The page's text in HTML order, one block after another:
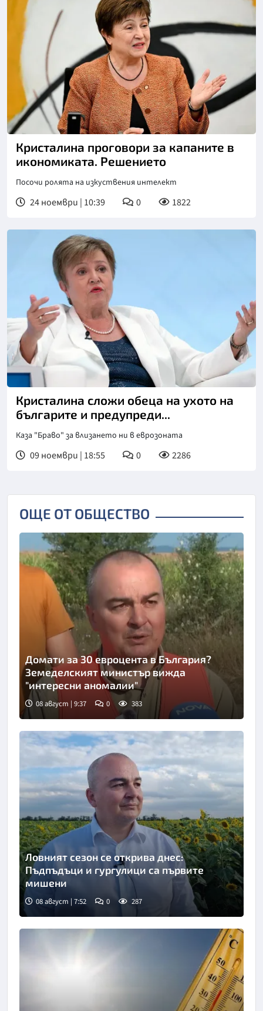
Кристалина проговори за капаните в
икономиката. Решението
Посочи ролята на изкуствения интелект
24 ноември | 10:39 0 1822
Снимка: БТА
Кристалина сложи обеца на ухото на
българите и предупреди...
Каза "Браво" за влизането ни в еврозоната
09 ноември | 18:55 0 2286
ОЩЕ ОТ ОБЩЕСТВО
Снимка: Нова телевизия
Домати за 30 евроцента в България?
Земеделският министър вижда
"интересни аномалии"
08 август | 9:37 0 383
Снимка: БТА
Ловният сезон се открива днес:
Пъдпъдъци и гургулици са първите
мишени
08 август | 7:52 0 287